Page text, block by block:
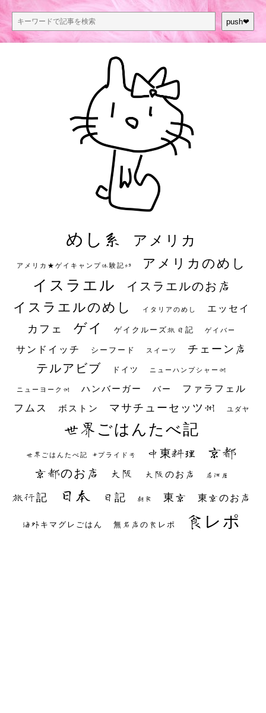
push❤︎
めし系 アメリカ
アメリカ★ゲイキャンプ体験記S3 アメリカのめし
イスラエル イスラエルのお店
イスラエルのめし イタリアのめし エッセイ
カフェ ゲイ ゲイクルーズ旅日記 ゲイバー
サンドイッチ シーフード スイーツ チェーン店
テルアビブ ドイツ ニューハンプシャー州
ニューヨーク州 ハンバーガー バー ファラフェル
フムス ボストン マサチューセッツ州 ユダヤ
世界ごはんたべ記
世界ごはんたべ記 #プライド号 中東料理 京都
京都のお店 大阪 大阪のお店 居酒屋
旅行記 日本 日記 朝食 東京 東京のお店
海外キマグレごはん 無名店の食レポ 食レポ